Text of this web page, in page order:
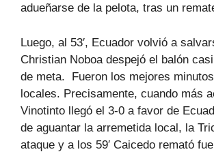
adueñarse de la pelota, tras un
Luego, al 53′, Ecuador volvió a
Christian Noboa despejó el balón
de meta. Fueron los mejores
locales. Precisamente, cuando más
Vinotinto llegó el 3-0 a favor de
de aguantar la arremetida local, la
ataque y a los 59′ Caicedo remató